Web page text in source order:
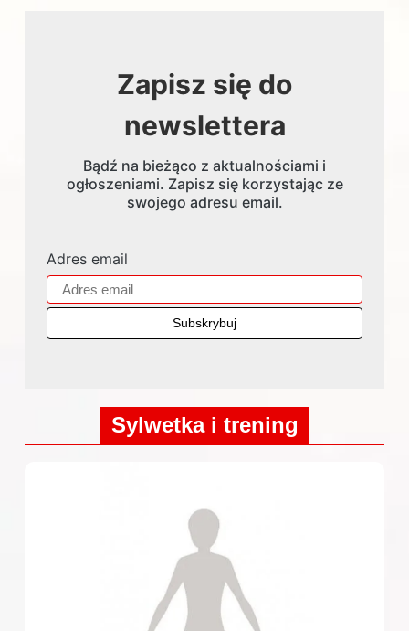
Zapisz się do
newslettera
Bądź na bieżąco z aktualnościami i
ogłoszeniami. Zapisz się korzystając ze
swojego adresu email.
Adres email
Sylwetka i trening